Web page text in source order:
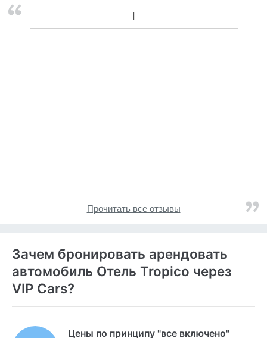
Прочитать все отзывы
Зачем бронировать арендовать
автомобиль Отель Tropico через
VIP Cars?
Цены по принципу "все включено"